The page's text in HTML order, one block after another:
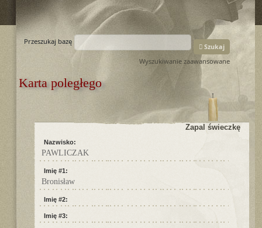
Przeszukaj bazę
Szukaj
Wyszukiwanie zaawansowane
Karta poległego
Zapal świeczkę
Nazwisko:
PAWLICZAK
Imię #1:
Bronisław
Imię #2:
Imię #3: